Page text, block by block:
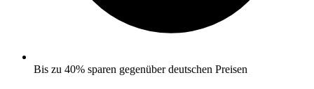
Bis zu 40% sparen gegenüber deutschen Preisen